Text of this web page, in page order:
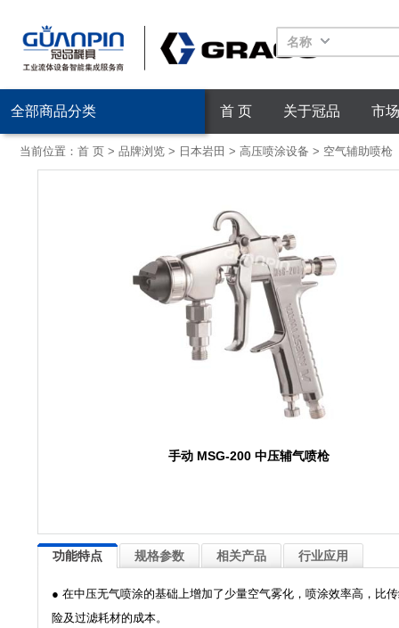
名称
首 页 关于冠品 市
全部商品分类
当前位置： 首 页> 品牌浏览> 日本岩田 > 高压喷涂设备 > 空气辅助喷枪
手动 MSG-200 中压辅气喷枪
功能特点 规格参数 相关产品 行业应用
● 在中压无气喷涂的基础上增加了少量空气雾化，喷涂效率高，比
险及过滤耗材的成本。